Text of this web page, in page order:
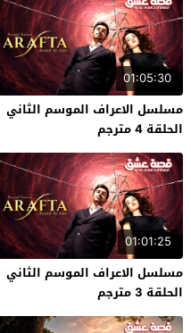
01:05:30
مسلسل الاعراف الموسم الثاني
الحلقة 4 مترجم
01:01:25
مسلسل الاعراف الموسم الثاني
الحلقة 3 مترجم